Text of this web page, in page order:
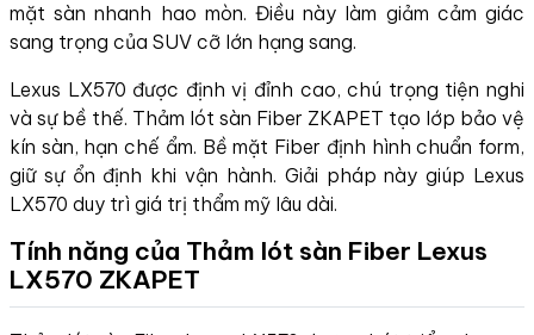
mặt sàn nhanh hao mòn. Điều này làm giảm cảm giác
sang trọng của SUV cỡ lớn hạng sang.
Lexus LX570 được định vị đỉnh cao, chú trọng tiện nghi
và sự bề thế. Thảm lót sàn Fiber ZKAPET tạo lớp bảo vệ
kín sàn, hạn chế ẩm. Bề mặt Fiber định hình chuẩn form,
giữ sự ổn định khi vận hành. Giải pháp này giúp Lexus
LX570 duy trì giá trị thẩm mỹ lâu dài.
Tính năng của Thảm lót sàn Fiber Lexus
LX570 ZKAPET